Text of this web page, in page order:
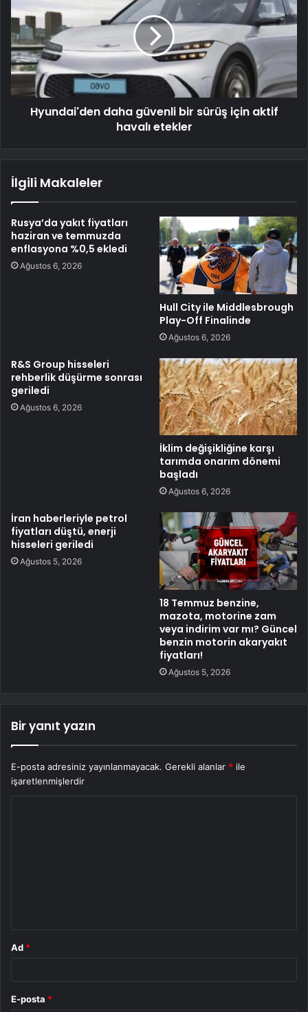
Hyundai'den daha güvenli bir sürüş için aktif
havalı etekler
İlgili Makaleler
Rusya’da yakıt fiyatları
haziran ve temmuzda
enflasyona %0,5 ekledi
Ağustos 6, 2026
Hull City ile Middlesbrough
Play-Off Finalinde
Ağustos 6, 2026
R&S Group hisseleri
rehberlik düşürme sonrası
geriledi
Ağustos 6, 2026
İklim değişikliğine karşı
tarımda onarım dönemi
başladı
Ağustos 6, 2026
İran haberleriyle petrol
fiyatları düştü, enerji
hisseleri geriledi
Ağustos 5, 2026
18 Temmuz benzine,
mazota, motorine zam
veya indirim var mı? Güncel
benzin motorin akaryakıt
fiyatları!
Ağustos 5, 2026
Bir yanıt yazın
E-posta adresiniz yayınlanmayacak. Gerekli alanlar * ile
işaretlenmişlerdir
Ad *
E-posta *